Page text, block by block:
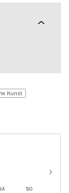
Kunst
SO